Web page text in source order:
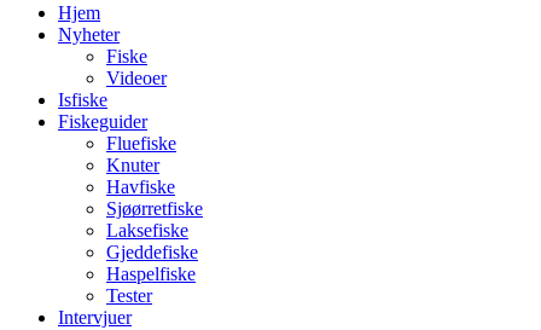
Hjem
Nyheter
Fiske
Videoer
Isfiske
Fiskeguider
Fluefiske
Knuter
Havfiske
Sjøørretfiske
Laksefiske
Gjeddefiske
Haspelfiske
Tester
Intervjuer